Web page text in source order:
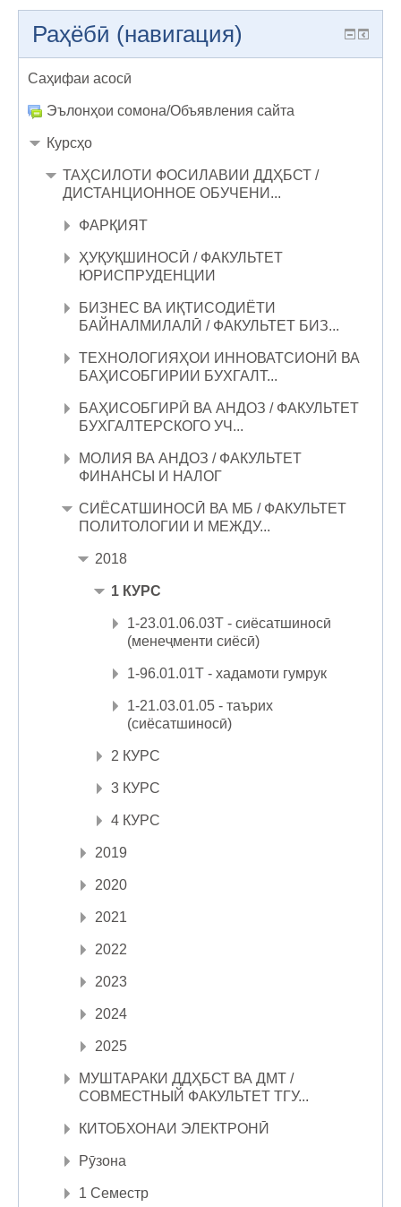
Раҳёбӣ (навигация)
Саҳифаи асосӣ
Эълонҳои сомона/Объявления сайта
Курсҳо
ТАҲСИЛОТИ ФОСИЛАВИИ ДДҲБСТ /
ДИСТАНЦИОННОЕ ОБУЧЕНИ...
ФАРҚИЯТ
ҲУҚУҚШИНОСӢ / ФАКУЛЬТЕТ
ЮРИСПРУДЕНЦИИ
БИЗНЕС ВА ИҚТИСОДИЁТИ
БАЙНАЛМИЛАЛӢ / ФАКУЛЬТЕТ БИЗ...
ТЕХНОЛОГИЯҲОИ ИННОВАТСИОНӢ ВА
БАҲИСОБГИРИИ БУХГАЛТ...
БАҲИСОБГИРӢ ВА АНДОЗ / ФАКУЛЬТЕТ
БУХГАЛТЕРСКОГО УЧ...
МОЛИЯ ВА АНДОЗ / ФАКУЛЬТЕТ
ФИНАНСЫ И НАЛОГ
СИЁСАТШИНОСӢ ВА МБ / ФАКУЛЬТЕТ
ПОЛИТОЛОГИИ И МЕЖДУ...
2018
1 КУРС
1-23.01.06.03Т - сиёсатшиносӣ
(менеҷменти сиёсӣ)
1-96.01.01Т - хадамоти гумрук
1-21.03.01.05 - таърих
(сиёсатшиносӣ)
2 КУРС
3 КУРС
4 КУРС
2019
2020
2021
2022
2023
2024
2025
МУШТАРАКИ ДДҲБСТ ВА ДМТ /
СОВМЕСТНЫЙ ФАКУЛЬТЕТ ТГУ...
КИТОБХОНАИ ЭЛЕКТРОНӢ
Рӯзона
1 Семестр